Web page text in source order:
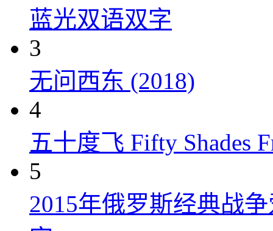
蓝光双语双字
3
无问西东 (2018)
4
五十度飞 Fifty Shades
5
2015年俄罗斯经典战